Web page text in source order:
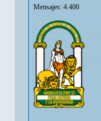
Mensajes: 4.400